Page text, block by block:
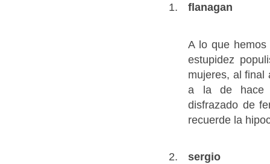
flanagan
A lo que
estupidez
mujeres, al final
a la de hace
disfrazado de
recuerde la
sergio